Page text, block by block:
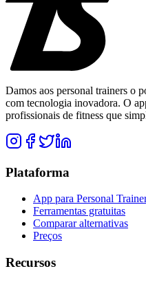
Damos aos personal trainers o
com tecnologia inovadora. O
profissionais de fitness que
Plataforma
App para Personal
Ferramentas gratuitas
Comparar alternativas
Preços
Recursos